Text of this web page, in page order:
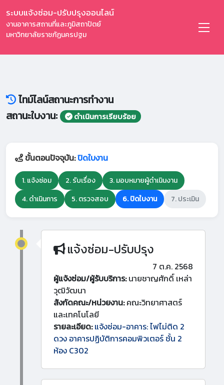
ระบบแจ้งซ่อม-ปรับปรุงออนไลน์
งานอาคารสถานที่และภูมิสถาปัตย์
มหาวิทยาลัยราชภัฏนครปฐม
ไทม์ไลน์สถานะการทำงาน
สถานะใบงาน:
ดำเนินการเรียบร้อย
ขั้นตอนปัจจุบัน:ปิดใบงาน
1. แจ้งซ่อม 2. รับเรื่อง
3. มอบหมายผู้ดำเนินงาน
4. ดำเนินการ
5. ตรวจสอบ 6. ปิดใบงาน 7. ประเมิน
แจ้งซ่อม-ปรับปรุง
7 ต.ค. 2568
ผู้แจ้งซ่อม/ผู้รับบริการ:นายชาญศักดิ์ เหล่า
วุฒิวัฒนา
สังกัดคณะ/หน่วยงาน:คณะวิทยาศาสตร์
และเทคโนโลยี
รายละเอียด: แจ้งซ่อม-อาคาร: ไฟไม่ติด 2
ดวง อาคารปฏิบัติการคอมพิวเตอร์ ชั้น 2
ห้อง C302